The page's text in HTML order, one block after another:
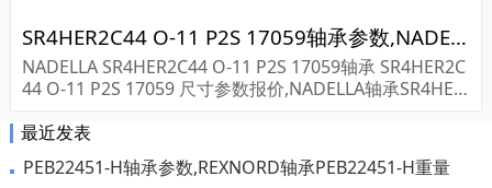
SR4HER2C44 O-11 P2S 17059轴承参数,NADELLA轴承SR4HER2C44 O-11 P2S 17059重量
NADELLA SR4HER2C44 O-11 P2S 17059轴承 SR4HER2C
44 O-11 P2S 17059 尺寸参数报价,NADELLA轴承SR4HER
最近发表
PEB22451-H轴承参数,REXNORD轴承PEB22451-H重量